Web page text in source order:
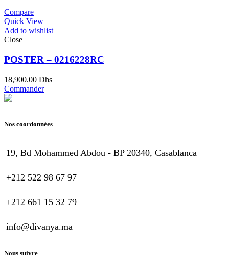
Compare
Quick View
Add to wishlist
Close
POSTER – 0216228RC
18,900.00 Dhs
Commander
Nos coordonnées
19, Bd Mohammed Abdou - BP 20340, Casablanca
+212 522 98 67 97
+212 661 15 32 79
info@divanya.ma
Nous suivre